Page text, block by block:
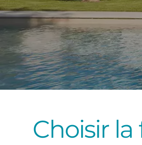
Choisir